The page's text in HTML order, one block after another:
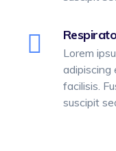
Lorem
adipiscing
facilisis.
suscipit